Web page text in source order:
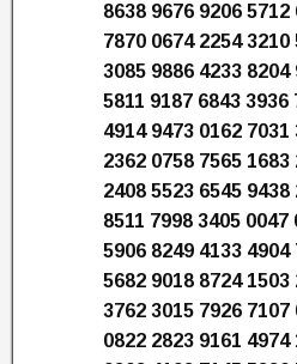
8638 9676 9206 5712
7870 0674 2254 3210
3085 9886 4233 8204
5811 9187 6843 3936
4914 9473 0162 7031
2362 0758 7565 1683
2408 5523 6545 9438
8511 7998 3405 0047
5906 8249 4133 4904
5682 9018 8724 1503
3762 3015 7926 7107
0822 2823 9161 4974